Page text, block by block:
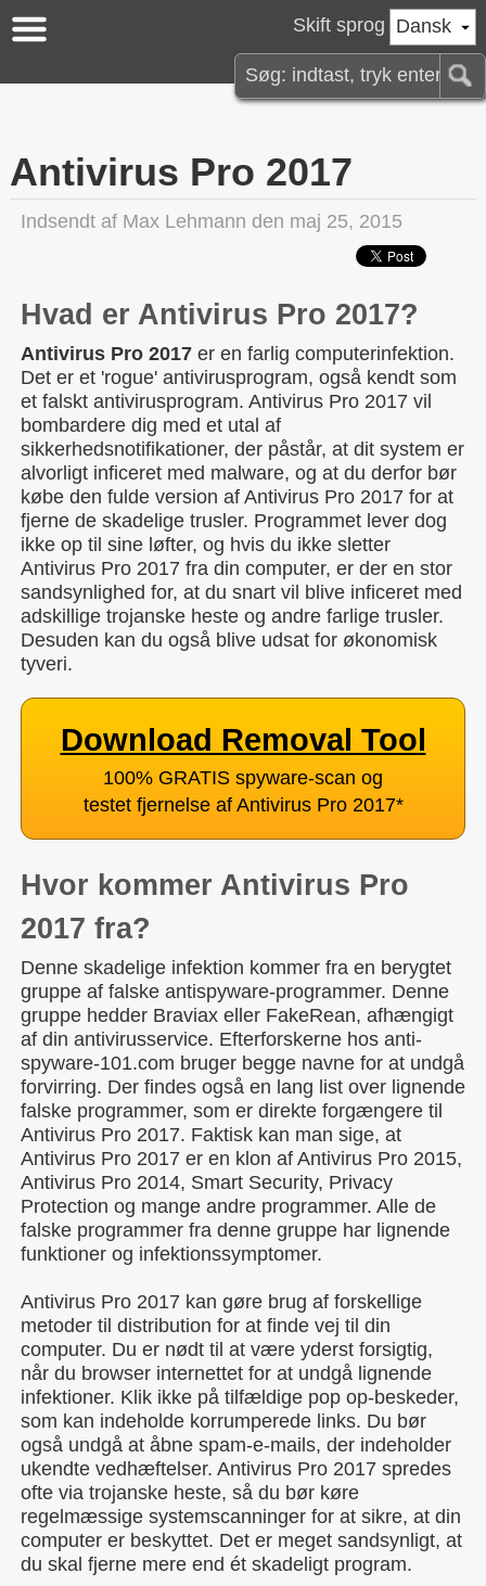
Dansk
Skift sprog
Antivirus Pro 2017
Indsendt af Max Lehmann den maj 25, 2015
Hvad er Antivirus Pro 2017?
Antivirus Pro 2017 er en farlig computerinfektion.
Det er et 'rogue' antivirusprogram, også kendt som
et falskt antivirusprogram. Antivirus Pro 2017 vil
bombardere dig med et utal af
sikkerhedsnotifikationer, der påstår, at dit system er
alvorligt inficeret med malware, og at du derfor bør
købe den fulde version af Antivirus Pro 2017 for at
fjerne de skadelige trusler. Programmet lever dog
ikke op til sine løfter, og hvis du ikke sletter
Antivirus Pro 2017 fra din computer, er der en stor
sandsynlighed for, at du snart vil blive inficeret med
adskillige trojanske heste og andre farlige trusler.
Desuden kan du også blive udsat for økonomisk
tyveri.
Download Removal Tool
100% GRATIS spyware-scan og
testet fjernelse af Antivirus Pro 2017*
Hvor kommer Antivirus Pro
2017 fra?
Denne skadelige infektion kommer fra en berygtet
gruppe af falske antispyware-programmer. Denne
gruppe hedder Braviax eller FakeRean, afhængigt
af din antivirusservice. Efterforskerne hos anti-
spyware-101.com bruger begge navne for at undgå
forvirring. Der findes også en lang list over lignende
falske programmer, som er direkte forgængere til
Antivirus Pro 2017. Faktisk kan man sige, at
Antivirus Pro 2017 er en klon af Antivirus Pro 2015,
Antivirus Pro 2014, Smart Security, Privacy
Protection og mange andre programmer. Alle de
falske programmer fra denne gruppe har lignende
funktioner og infektionssymptomer.
Antivirus Pro 2017 kan gøre brug af forskellige
metoder til distribution for at finde vej til din
computer. Du er nødt til at være yderst forsigtig,
når du browser internettet for at undgå lignende
infektioner. Klik ikke på tilfældige pop op-beskeder,
som kan indeholde korrumperede links. Du bør
også undgå at åbne spam-e-mails, der indeholder
ukendte vedhæftelser. Antivirus Pro 2017 spredes
ofte via trojanske heste, så du bør køre
regelmæssige systemscanninger for at sikre, at din
computer er beskyttet. Det er meget sandsynligt, at
du skal fjerne mere end ét skadeligt program.